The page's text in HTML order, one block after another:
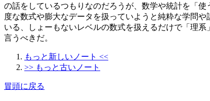
の話をしているつもりなのだろうが、数学や統計を「
度な数式や膨大なデータを扱っていようと純粋な学問
いる、しょーもないレベルの数式を扱えるだけで「理
言うべきだ。
もっと新しいノート <<
>> もっと古いノート
冒頭に戻る